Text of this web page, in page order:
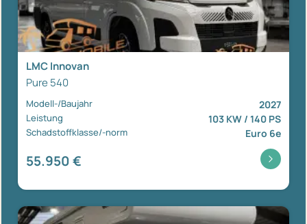
LMC Innovan
Pure 540
Modell-/Baujahr 2027
Leistung 103 KW / 140 PS
Schadstoffklasse/-norm Euro 6e
55.950 €